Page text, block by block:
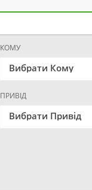
КОМУ
Вибрати Кому
ПРИВІД
Вибрати Привід